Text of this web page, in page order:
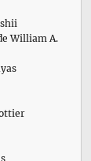
William A.